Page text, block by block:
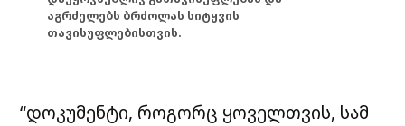
აგრძელებს ბრძოლას სიტყვის
თავისუფლებისთვის.
“დოკუმენტი, როგორც ყოველთვის, სამ